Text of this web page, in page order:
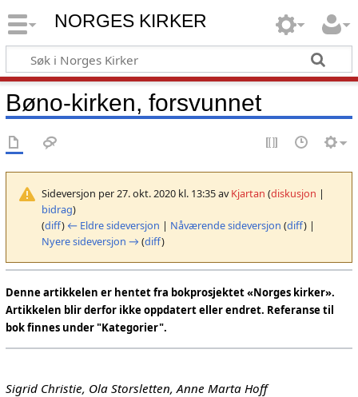
NORGES KIRKER
Bøno-kirken, forsvunnet
Sideversjon per 27. okt. 2020 kl. 13:35 avKjartan (diskusjon |
bidrag)
(diff) ← Eldre sideversjon | Nåværende sideversjon (diff) |
Nyere sideversjon → (diff)
Denne artikkelen er hentet fra bokprosjektet «Norges kirker».
Artikkelen blir derfor ikke oppdatert eller endret. Referanse til
bok finnes under "Kategorier".
Sigrid Christie, Ola Storsletten, Anne Marta Hoff